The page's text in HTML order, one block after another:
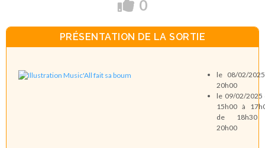
0
PRÉSENTATION DE LA SORTIE
le 08/02/
20h00
le 09/02/2025
15h00 à
de 18h30
20h00